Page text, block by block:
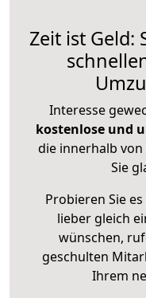
Zeit ist Geld:
Interesse
kostenlose und
die innerhalb
Sie
Probieren Sie
lieber gleich
wünschen,
geschulten
Ihrem